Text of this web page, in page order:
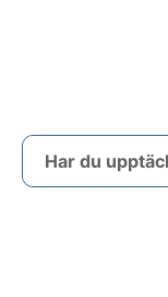
Har du